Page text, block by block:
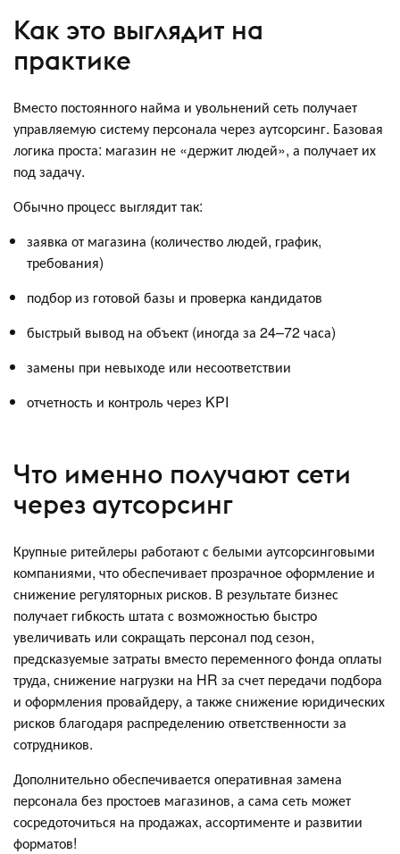
Как это выглядит на
практике
Вместо постоянного найма и увольнений сеть получает
управляемую систему персонала через аутсорсинг. Базовая
логика проста: магазин не «держит людей», а получает их
под задачу.
Обычно процесс выглядит так:
заявка от магазина (количество людей, график,
требования)
подбор из готовой базы и проверка кандидатов
быстрый вывод на объект (иногда за 24–72 часа)
замены при невыходе или несоответствии
отчетность и контроль через KPI
Что именно получают сети
через аутсорсинг
Крупные ритейлеры работают с белыми аутсорсинговыми
компаниями, что обеспечивает прозрачное оформление и
снижение регуляторных рисков. В результате бизнес
получает гибкость штата с возможностью быстро
увеличивать или сокращать персонал под сезон,
предсказуемые затраты вместо переменного фонда оплаты
труда, снижение нагрузки на HR за счет передачи подбора
и оформления провайдеру, а также снижение юридических
рисков благодаря распределению ответственности за
сотрудников.
Дополнительно обеспечивается оперативная замена
персонала без простоев магазинов, а сама сеть может
сосредоточиться на продажах, ассортименте и развитии
форматов!